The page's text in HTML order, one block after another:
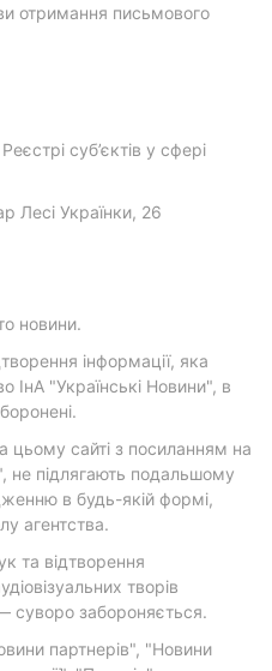
отримання письмового
суб’єктів у сфері
Лесі Українки, 26
новини.
інформації, яка
ІнА "Українські Новини", в
цьому сайті з посиланням на
не підлягають подальшому
в будь-якій формі,
агентства.
та відтворення
творів
суворо забороняється.
партнерів", "Новини